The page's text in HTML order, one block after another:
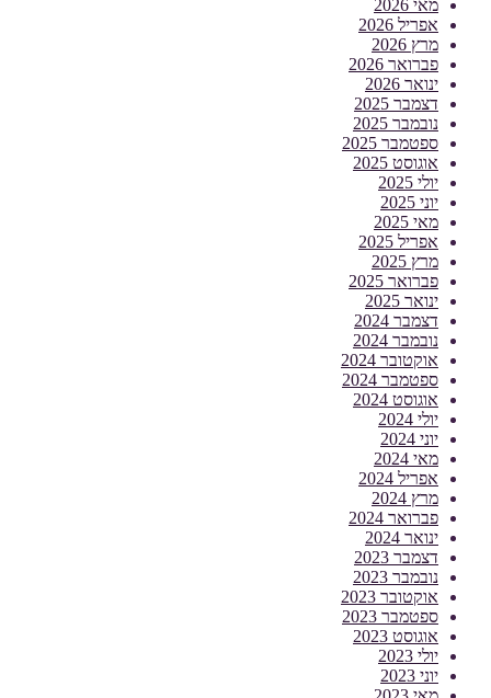
מאי 2026
אפריל 2026
מרץ 2026
פברואר 2026
ינואר 2026
דצמבר 2025
נובמבר 2025
ספטמבר 2025
אוגוסט 2025
יולי 2025
יוני 2025
מאי 2025
אפריל 2025
מרץ 2025
פברואר 2025
ינואר 2025
דצמבר 2024
נובמבר 2024
אוקטובר 2024
ספטמבר 2024
אוגוסט 2024
יולי 2024
יוני 2024
מאי 2024
אפריל 2024
מרץ 2024
פברואר 2024
ינואר 2024
דצמבר 2023
נובמבר 2023
אוקטובר 2023
ספטמבר 2023
אוגוסט 2023
יולי 2023
יוני 2023